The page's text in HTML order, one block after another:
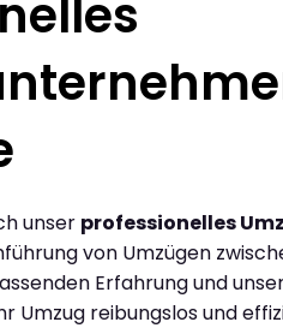
unser professionelles
von Umzügen
Erfahrung und
Umzug reibungslos und